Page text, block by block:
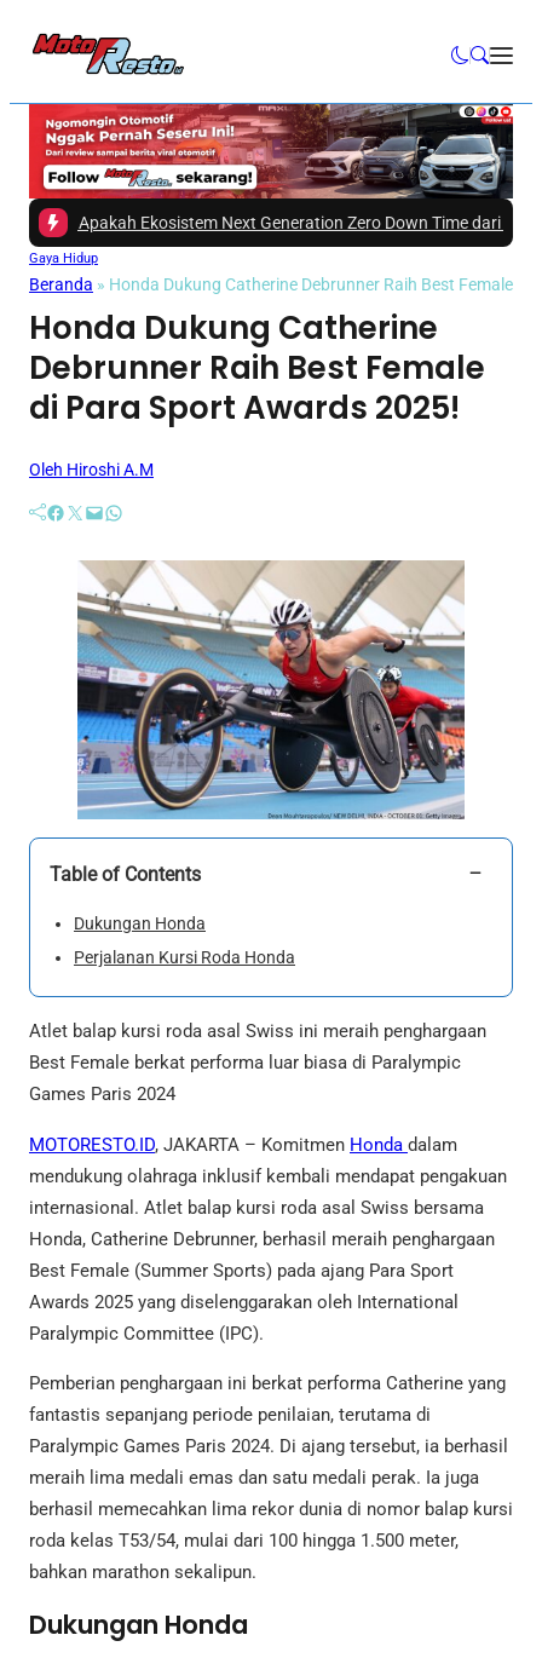
Ekosistem Next Generation Zero Down Time dari Mitsubishi
Gaya Hidup
Beranda » Honda Dukung Catherine Debrunner Raih Best Female di
Honda Dukung Catherine
Debrunner Raih Best Female
di Para Sport Awards 2025!
Oleh Hiroshi A.M
Facebook Twitter Mail WhatsApp
Table of Contents −
Dukungan Honda
Perjalanan Kursi Roda Honda
Atlet balap kursi roda asal Swiss ini meraih penghargaan
Best Female berkat performa luar biasa di Paralympic
Games Paris 2024
MOTORESTO.ID, JAKARTA – Komitmen Honda dalam
mendukung olahraga inklusif kembali mendapat pengakuan
internasional. Atlet balap kursi roda asal Swiss bersama
Honda, Catherine Debrunner, berhasil meraih penghargaan
Best Female (Summer Sports) pada ajang Para Sport
Awards 2025 yang diselenggarakan oleh International
Paralympic Committee (IPC).
Pemberian penghargaan ini berkat performa Catherine yang
fantastis sepanjang periode penilaian, terutama di
Paralympic Games Paris 2024. Di ajang tersebut, ia berhasil
meraih lima medali emas dan satu medali perak. Ia juga
berhasil memecahkan lima rekor dunia di nomor balap kursi
roda kelas T53/54, mulai dari 100 hingga 1.500 meter,
bahkan marathon sekalipun.
Dukungan Honda